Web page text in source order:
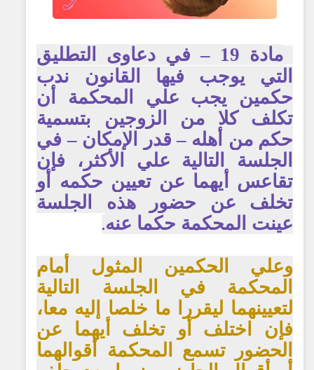
مادة 19 – في دعاوى التطليق
التي يوجب فيها القانون ندب
حكمين يجب علي المحكمة أن
تكلف كلا من الزوجين بتسمية
حكم من أهله – قدر الإمكان – في
الجلسة التالية علي الأكثر، فإن
تقاعس أيهما عن تعيين حكمه أو
تخلف عن حضور هذه الجلسة
عينت المحكمة حكما عنه.
وعلي الحكمين المثول أمام
المحكمة في الجلسة التالية
لتعيينهما ليقررا ما خلصا إليه معا،
فإن اختلف أو تخلف أيهما عن
الحضور تسمع المحكمة أقوالهما